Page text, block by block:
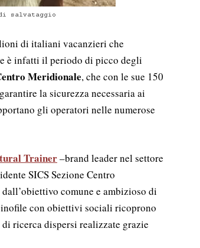
salvataggio
di italiani vacanzieri che
è infatti il periodo di picco degli
Meridionale, che con le sue 150
la sicurezza necessaria ai
gli operatori nelle numerose
Trainer–brand leader nel settore
SICS Sezione Centro
comune e ambizioso di
con obiettivi sociali ricoprono
ricerca dispersi realizzate grazie